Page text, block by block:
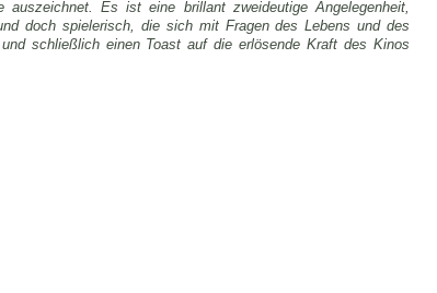
auszeichnet. Es ist eine brillant zweideutige Angelegenheit,
doch spielerisch, die sich mit Fragen des Lebens und des
schließlich einen Toast auf die erlösende Kraft des Kinos